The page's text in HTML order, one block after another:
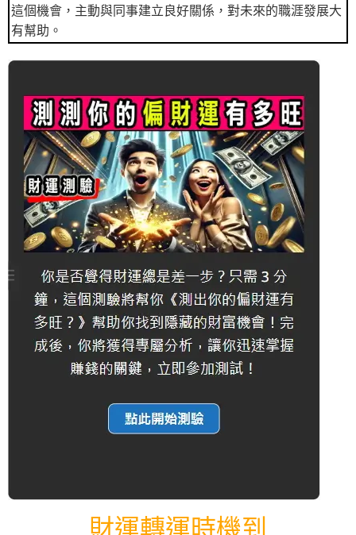
這個機會，主動與同事建立良好關係，對未來的職涯發展大
有幫助。
財運轉運時機到